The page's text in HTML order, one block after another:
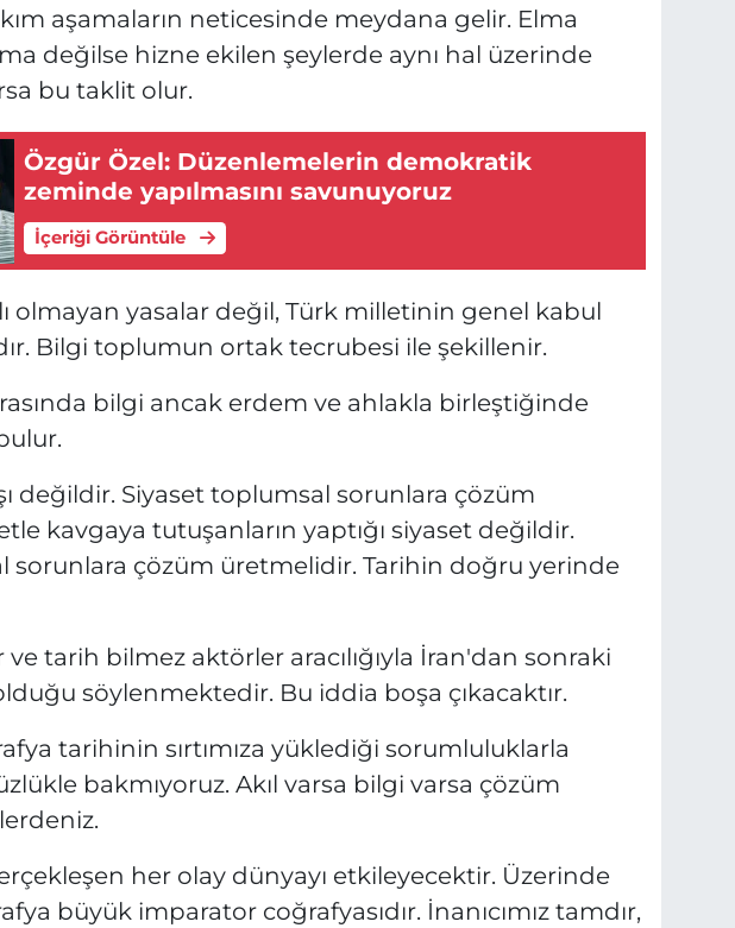
aşamaların neticesinde meydana gelir. Elma
değilse hizne ekilen şeylerde aynı hal üzerinde
bu taklit olur.
Özgür Özel: Düzenlemelerin demokratik
zeminde yapılmasını savunuyoruz
İçeriği Görüntüle
olmayan yasalar değil, Türk milletinin genel kabul
Bilgi toplumun ortak tecrubesi ile şekillenir.
bilgi ancak erdem ve ahlakla birleştiğinde
değildir. Siyaset toplumsal sorunlara çözüm
kavgaya tutuşanların yaptığı siyaset değildir.
sorunlara çözüm üretmelidir. Tarihin doğru yerinde
ve tarih bilmez aktörler aracılığıyla İran'dan sonraki
söylenmektedir. Bu iddia boşa çıkacaktır.
tarihinin sırtımıza yüklediği sorumluluklarla
bakmıyoruz. Akıl varsa bilgi varsa çözüm
her olay dünyayı etkileyecektir. Üzerinde
büyük imparator coğrafyasıdır. İnanıcımız tamdır,